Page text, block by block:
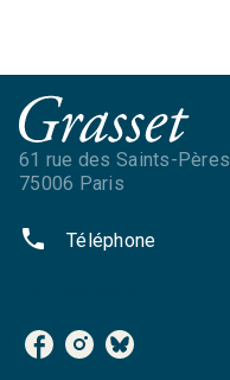
61 rue des Saints-Pères
75006 Paris
phone Téléphone